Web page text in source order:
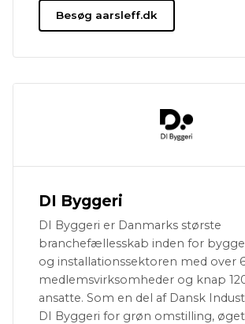
Besøg aarsleff.dk
DI Byggeri
DI Byggeri er Danmarks største
branchefællesskab inden for
og installationssektoren med over
medlemsvirksomheder og knap
ansatte. Som en del af Dansk
DI Byggeri for grøn omstilling, øget